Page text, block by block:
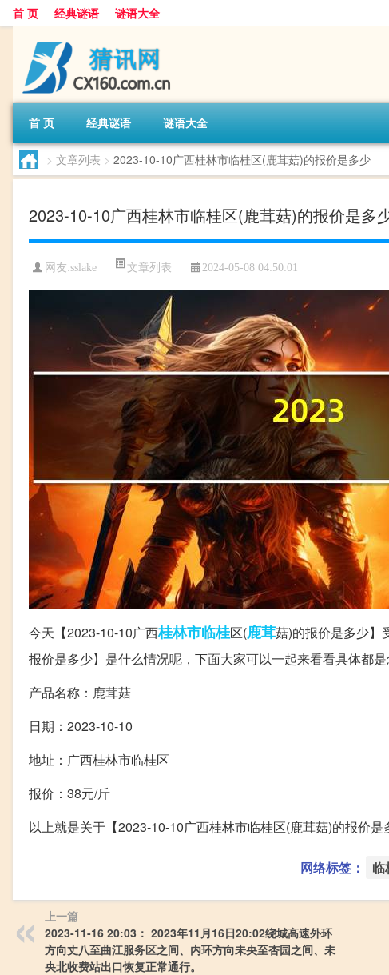
首 页 经典谜语 谜语大全
首 页 经典谜语 谜语大全
> 文章列表 > 2023-10-10广西桂林市临桂区(鹿茸菇)的报价是多少
2023-10-10广西桂林市临桂区(鹿茸菇)的报价是多
网友:sslake 文章列表 2024-05-08 04:50:01
今天【2023-10-10广西桂林市临桂区(鹿茸菇)的报价是多少】
报价是多少】是什么情况呢，下面大家可以一起来看看具体都是
产品名称：鹿茸菇
日期：2023-10-10
地址：广西桂林市临桂区
报价：38元/斤
以上就是关于【2023-10-10广西桂林市临桂区(鹿茸菇)的报价
网络标签： 临
上一篇
2023-11-16 20:03： 2023年11月16日20:02绕城高速外环
方向丈八至曲江服务区之间、内环方向未央至杏园之间、未
央北收费站出口恢复正常通行。 ​​​